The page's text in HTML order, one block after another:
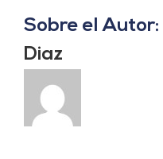
Sobre el Autor:
Diaz